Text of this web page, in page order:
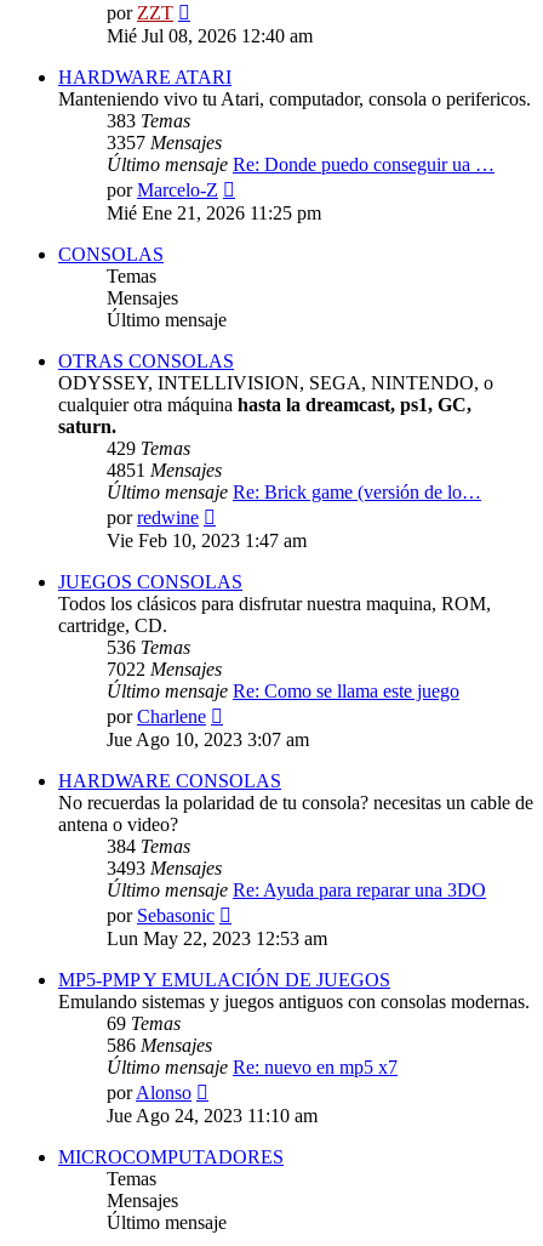
porZZT
último
Mié Jul 08, 2026 12:40 am
HARDWARE ATARI
Manteniendo vivo tu Atari, computador, consola o perifericos.
383 Temas
3357 Mensajes
Último mensaje Re: Donde puedo conseguir ua …
porMarcelo-Z
último
Mié Ene 21, 2026 11:25 pm
CONSOLAS
Temas
Mensajes
Último mensaje
OTRAS CONSOLAS
ODYSSEY, INTELLIVISION, SEGA, NINTENDO, o
cualquier otra máquina hasta la dreamcast, ps1, GC,
saturn.
429 Temas
4851 Mensajes
Último mensaje Re: Brick game (versión de lo…
porredwine
último
Vie Feb 10, 2023 1:47 am
JUEGOS CONSOLAS
Todos los clásicos para disfrutar nuestra maquina, ROM,
cartridge, CD.
536 Temas
7022 Mensajes
Último mensaje Re: Como se llama este juego
porCharlene
último
Jue Ago 10, 2023 3:07 am
HARDWARE CONSOLAS
No recuerdas la polaridad de tu consola? necesitas un cable de
antena o video?
384 Temas
3493 Mensajes
Último mensaje Re: Ayuda para reparar una 3DO
por Sebasonic
último
Lun May 22, 2023 12:53 am
MP5-PMP Y EMULACIÓN DE JUEGOS
Emulando sistemas y juegos antiguos con consolas modernas.
69 Temas
586 Mensajes
Último mensaje Re: nuevo en mp5 x7
porAlonso
último
Jue Ago 24, 2023 11:10 am
MICROCOMPUTADORES
Temas
Mensajes
Último mensaje